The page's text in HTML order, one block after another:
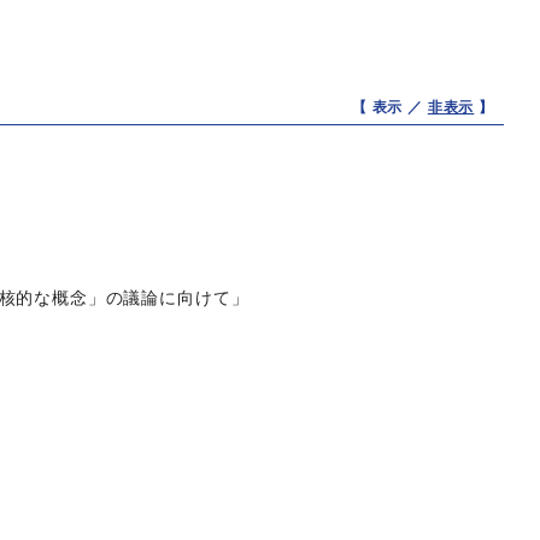
【 表示 ／ 非表示 】
な概念」の議論に向けて」